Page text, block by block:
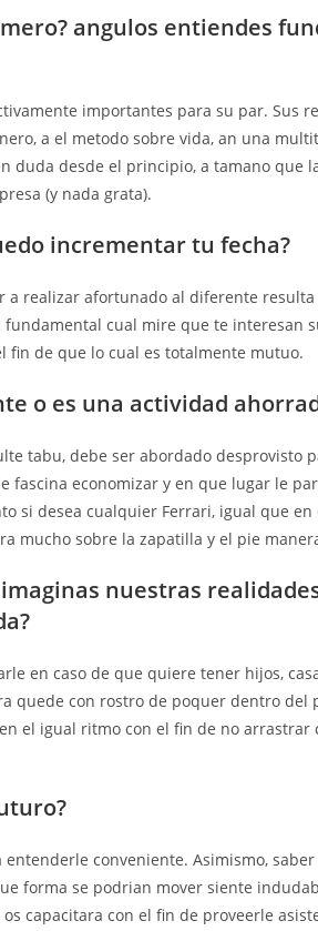
angulos entiendes
importantes para su par. Sus
a el metodo sobre vida, an una
duda desde el principio, a tamano que
(y nada grata).
incrementar tu fecha?
a realizar afortunado al diferente
cual mire que te interesan
fin de que lo cual es totalmente mutuo.
o es una actividad
tabu, debe ser abordado desprovisto
fascina economizar y en que lugar le
si desea cualquier Ferrari, igual que en
mucho sobre la zapatilla y el pie
nuestras
en caso de que quiere tener hijos,
quede con rostro de poquer dentro del
el igual ritmo con el fin de no arrastrar
conveniente. Asimismo,
forma se podri­an mover siente
capacitara con el fin de proveerle